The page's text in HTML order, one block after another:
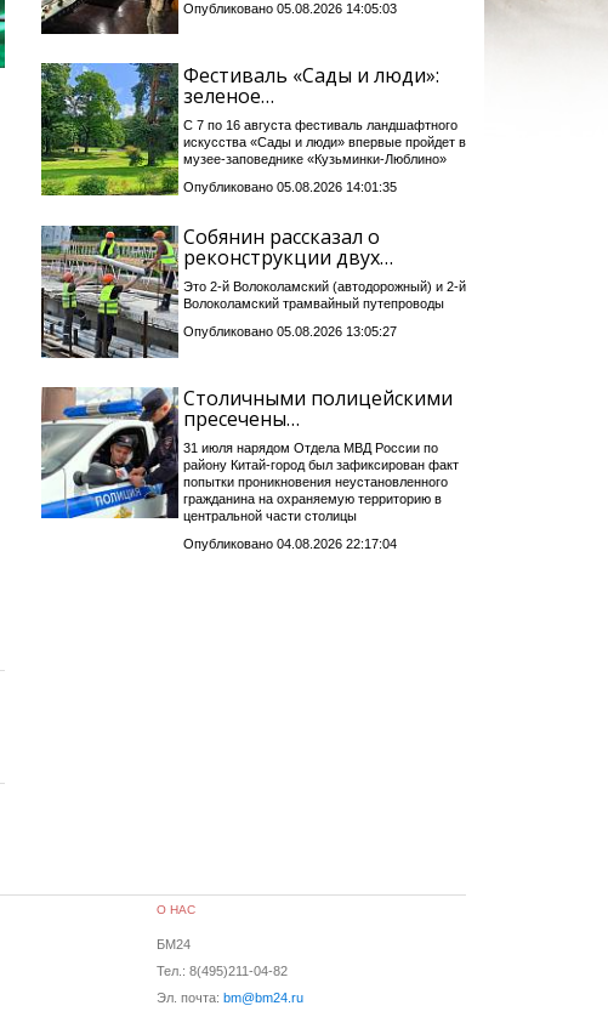
Опубликовано 05.08.2026 14:05:03
Фестиваль «Сады и люди»:
зеленое…
С 7 по 16 августа фестиваль ландшафтного
искусства «Сады и люди» впервые пройдет в
музее-заповеднике «Кузьминки-Люблино»
Опубликовано 05.08.2026 14:01:35
Собянин рассказал о
реконструкции двух…
Это 2-й Волоколамский (автодорожный) и 2-й
Волоколамский трамвайный путепроводы
Опубликовано 05.08.2026 13:05:27
Столичными полицейскими
пресечены…
31 июля нарядом Отдела МВД России по
району Китай-город был зафиксирован факт
попытки проникновения неустановленного
гражданина на охраняемую территорию в
центральной части столицы
Опубликовано 04.08.2026 22:17:04
О НАС
БМ24
Тел.: 8(495)211-04-82
Эл. почта: bm@bm24.ru